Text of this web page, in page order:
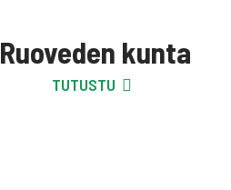
Ruoveden kunta
TUTUSTU